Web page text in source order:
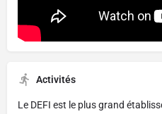
Activités
Le DEFI est le plus grand